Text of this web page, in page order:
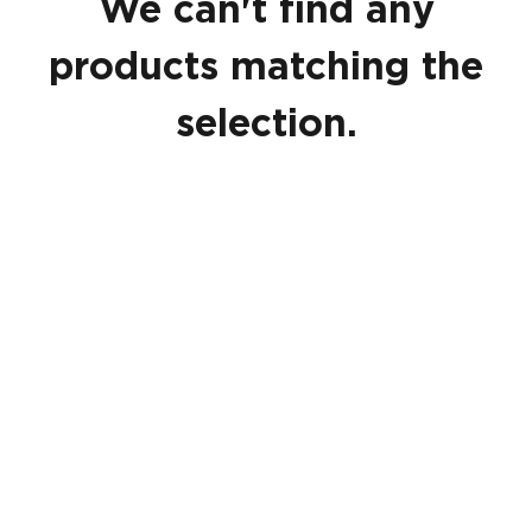
We can't find any
products matching the
selection.